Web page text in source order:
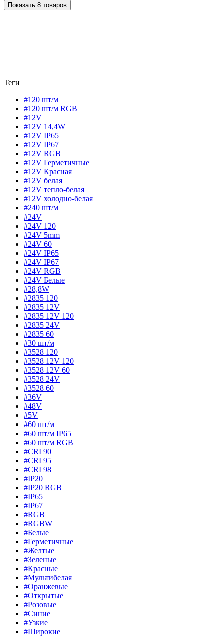
Показать 8 товаров
Теги
#120 шт/м
#120 шт/м RGB
#12V
#12V 14,4W
#12V IP65
#12V IP67
#12V RGB
#12V Герметичные
#12V Красная
#12V белая
#12V тепло-белая
#12V холодно-белая
#240 шт/м
#24V
#24V 120
#24V 5mm
#24V 60
#24V IP65
#24V IP67
#24V RGB
#24V Белые
#28,8W
#2835 120
#2835 12V
#2835 12V 120
#2835 24V
#2835 60
#30 шт/м
#3528 120
#3528 12V 120
#3528 12V 60
#3528 24V
#3528 60
#36V
#48V
#5V
#60 шт/м
#60 шт/м IP65
#60 шт/м RGB
#CRI 90
#CRI 95
#CRI 98
#IP20
#IP20 RGB
#IP65
#IP67
#RGB
#RGBW
#Белые
#Герметичные
#Желтые
#Зеленые
#Красные
#Мультибелая
#Оранжевые
#Открытые
#Розовые
#Синие
#Узкие
#Широкие